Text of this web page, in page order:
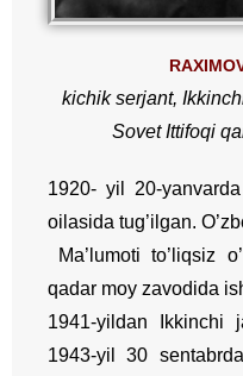
kichik serjant,
Sovet Ittifoqi
1920- yil 20-
oilasida tug’ilgan.
Ma’lumoti to’liqsiz
qadar moy zavodida
1941-yildan Ikkinchi
1943-yil 30